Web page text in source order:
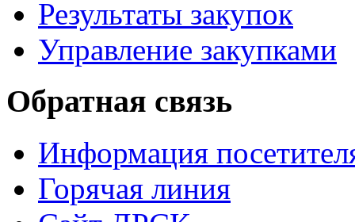
Результаты закупок
Управление закупками
Обратная связь
Информация
Горячая линия